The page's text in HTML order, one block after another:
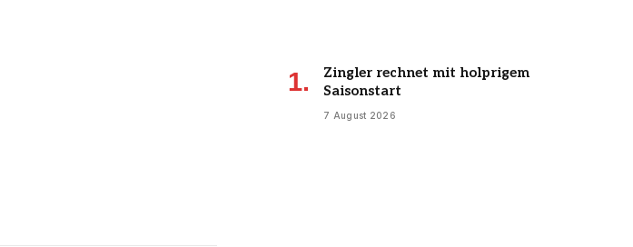
Zingler rechnet mit holprigem
Saisonstart
7 August 2026